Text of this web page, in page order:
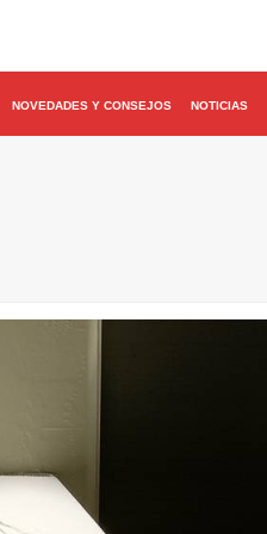
NOVEDADES Y CONSEJOS NOTICIAS